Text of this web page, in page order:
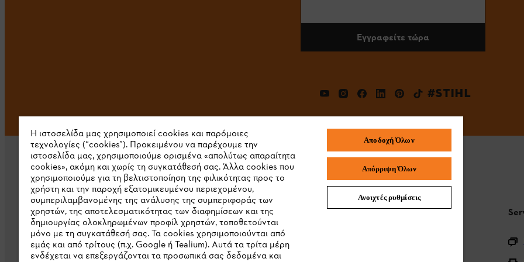
Εγγραφείτε τώρα
#STIHL
Εταιρεία
Σχετικά με εμάς
STIHL Συχνές ερωτήσεις
Η ιστοσελίδα μας χρησιμοποιεί cookies και παρόμοιες
τεχνολογίες (“cookies”). Προκειμένου να παρέχουμε την
ιστοσελίδα μας, χρησιμοποιούμε ορισμένα «απολύτως απαραίτητα
cookies», ακόμη και χωρίς τη συγκατάθεσή σας. Άλλα cookies που
χρησιμοποιούμε για τη βελτιστοποίηση της φιλικότητας προς το
χρήστη και την παροχή εξατομικευμένου περιεχομένου,
συμπεριλαμβανομένης της ανάλυσης της συμπεριφοράς των
χρηστών, της αποτελεσματικότητας των διαφημίσεων και της
δημιουργίας ολοκληρωμένων προφίλ χρηστών, τοποθετούνται
μόνο με τη συγκατάθεσή σας. Τα cookies χρησιμοποιούνται από
εμάς και από τρίτους (π.χ. Google ή Tealium). Αυτά τα τρίτα μέρη
ενδέχεται να επεξεργάζονται τα προσωπικά σας δεδομένα και
Αποδοχή Όλων
Απόρριψη Όλων
Ανοιχτές ρυθμίσεις